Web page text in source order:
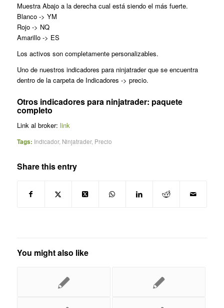
Muestra Abajo a la derecha cual está siendo el más fuerte.
Blanco -> YM
Rojo -> NQ
Amarillo -> ES
Los activos son completamente personalizables.
Uno de nuestros indicadores para ninjatrader que se encuentra
dentro de la carpeta de Indicadores -> precio.
Otros indicadores para ninjatrader: paquete
completo
Link al broker: link
Tags: Indicador, Ninjatrader, Precio
Share this entry
You might also like